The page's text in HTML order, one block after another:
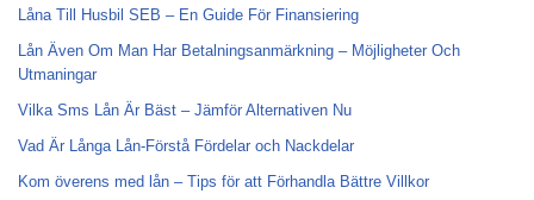
Låna Till Husbil SEB – En Guide För Finansiering
Lån Även Om Man Har Betalningsanmärkning – Möjligheter Och
Utmaningar
Vilka Sms Lån Är Bäst – Jämför Alternativen Nu
Vad Är Långa Lån-Förstå Fördelar och Nackdelar
Kom överens med lån – Tips för att Förhandla Bättre Villkor